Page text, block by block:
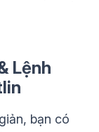
Lệnh
bạn có